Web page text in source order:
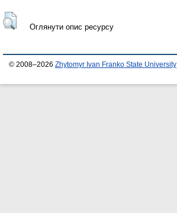
Оглянути опис ресурсу
© 2008–2026 Zhytomyr Ivan Franko State University